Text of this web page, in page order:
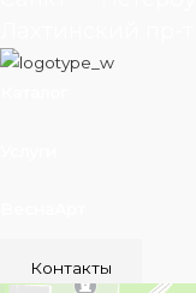
Контакты